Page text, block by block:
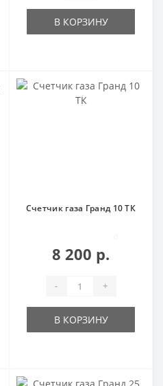
В КОРЗИНУ
Счетчик газа Гранд 10 ТК
8 200 р.
- +
В КОРЗИНУ